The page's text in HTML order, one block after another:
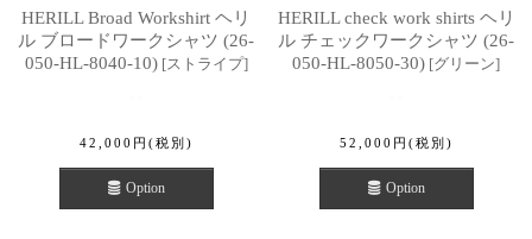
HERILL Broad Workshirt ヘリ
ル ブロードワークシャツ (26-
050-HL-8040-10) [ストライプ]
42,000 円 (税別)
Option
HERILL check work shirts ヘリ
ル チェックワークシャツ (26-
050-HL-8050-30) [グリーン]
52,000 円 (税別)
Option